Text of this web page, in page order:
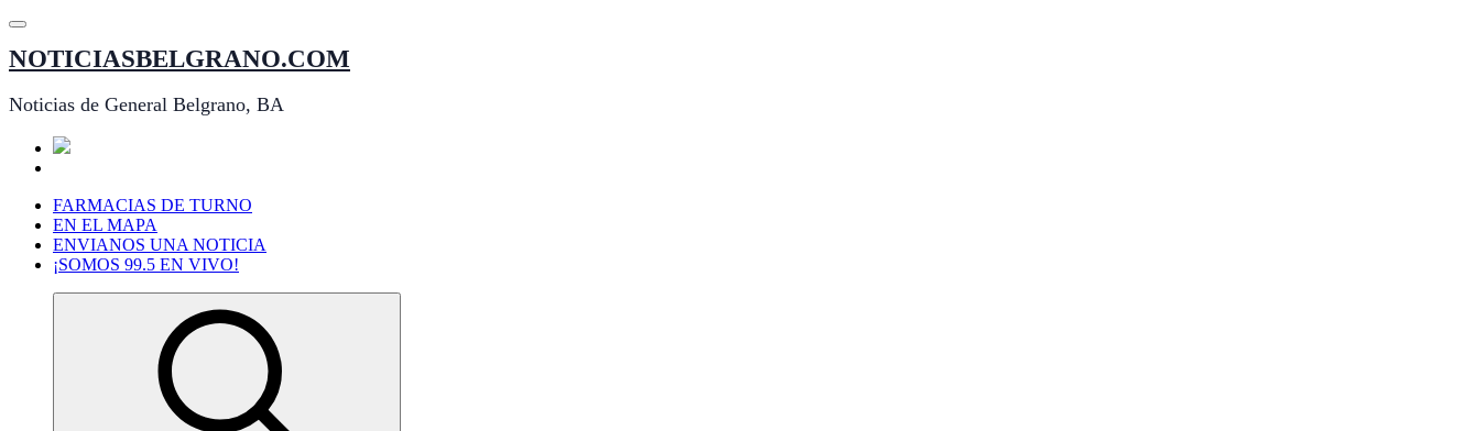
Saltar
contenido
NOTICIASBELGRANO.COM
Noticias de General Belgrano, BA
FARMACIAS DE TURNO
EN EL MAPA
ENVIANOS UNA NOTICIA
¡SOMOS 99.5 EN VIVO!